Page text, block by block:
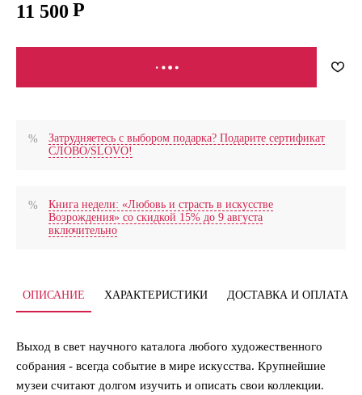
11 500
В КОРЗИНУ
Затрудняетесь с выбором подарка? Подарите сертификат
СЛОВО/SLOVO!
Книга недели: «Любовь и страсть в искусстве
Возрождения» со скидкой 15% до 9 августа
включительно
ОПИСАНИЕ ХАРАКТЕРИСТИКИ ДОСТАВКА И ОПЛАТА
Выход в свет научного каталога любого художественного
собрания - всегда событие в мире искусства. Крупнейшие
музеи считают долгом изучить и описать свои коллекции.